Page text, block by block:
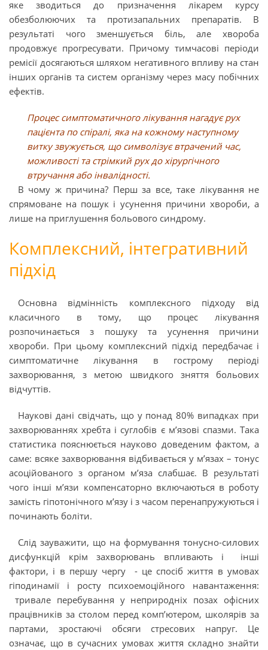
яке зводиться до призначення лікарем курсу
обезболюючих та протизапальних препаратів. В
результаті чого зменшується біль, але хвороба
продовжує прогресувати. Причому тимчасові періоди
ремісії досягаються шляхом негативного впливу на стан
інших органів та систем організму через масу побічних
ефектів.
Процес симптоматичного лікування нагадує рух
пацієнта по спіралі, яка на кожному наступному
витку звужується, що символізує втрачений час,
можливості та стрімкий рух до хірургічного
втручання або інвалідності.
В чому ж причина? Перш за все, таке лікування не
спрямоване на пошук і усунення причини хвороби, а
лише на приглушення больового синдрому.
Комплексний, інтегративний
підхід
Основна відмінність комплексного підходу від
класичного в тому, що процес лікування
розпочинається з пошуку та усунення причини
хвороби. При цьому комплексний підхід передбачає і
симптоматичне лікування в гострому періоді
захворювання, з метою швидкого зняття больових
відчуттів.
Наукові дані свідчать, що у понад 80% випадках при
захворюваннях хребта і суглобів є м’язові спазми. Така
статистика пояснюється науково доведеним фактом, а
саме: всяке захворювання відбивається у м’язах – тонус
асоційованого з органом м’яза слабшає. В результаті
чого інші м’язи компенсаторно включаються в роботу
замість гіпотонічного м’язу і з часом перенапружуються і
починають боліти.
Слід зауважити, що на формування тонусно-силових
дисфункцій крім захворювань впливають і інші
фактори, і в першу чергу - це спосіб життя в умовах
гіподинамії і росту психоемоційного навантаження:
тривале перебування у неприродніх позах офісних
працівників за столом перед комп’ютером, школярів за
партами, зростаючі обсяги стресових напруг. Це
означає, що в сучасних умовах життя складно знайти